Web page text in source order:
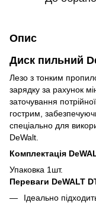
Опис
Диск пильний
Лезо з тонким
зарядку за рахунок
заточування
гострим,
спеціально для
DeWalt.
Комплектація
Упаковка 1шт.
Переваги DeWALT
Ідеально